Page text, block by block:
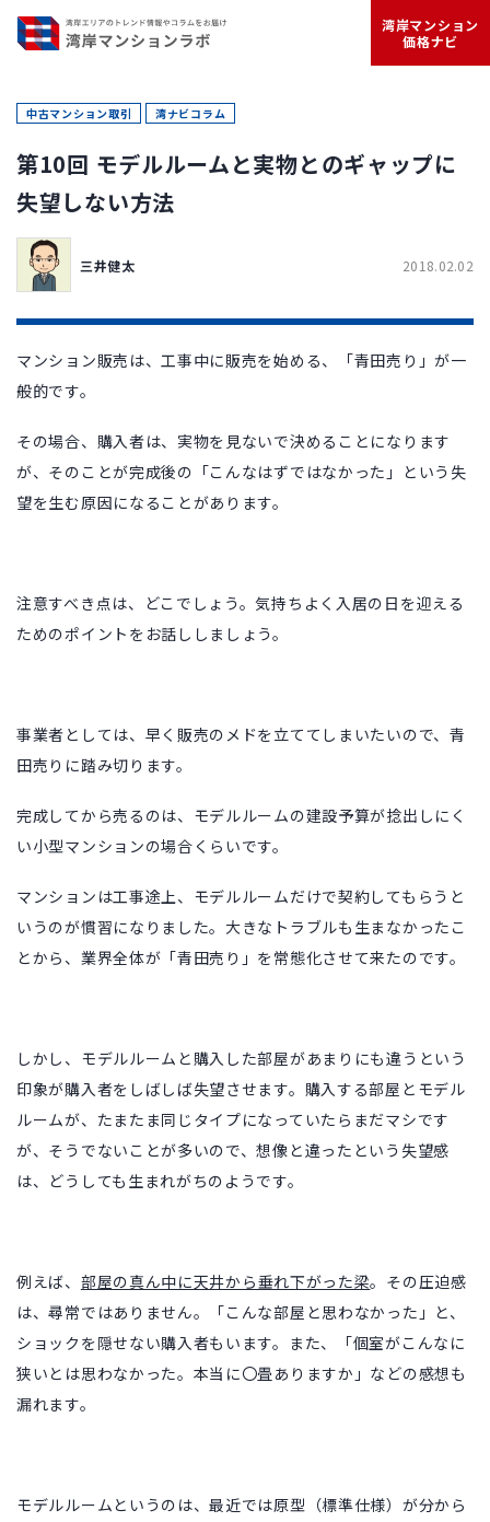
湾岸マンション
価格ナビ
中古マンション取引 湾ナビコラム
第10回 モデルルームと実物とのギャップに
失望しない方法
三井健太 2018.02.02
マンション販売は、工事中に販売を始める、「青田売り」が一
般的です。
その場合、購入者は、実物を見ないで決めることになります
が、そのことが完成後の「こんなはずではなかった」という失
望を生む原因になることがあります。
注意すべき点は、どこでしょう。気持ちよく入居の日を迎える
ためのポイントをお話ししましょう。
事業者としては、早く販売のメドを立ててしまいたいので、青
田売りに踏み切ります。
完成してから売るのは、モデルルームの建設予算が捻出しにく
い小型マンションの場合くらいです。
マンションは工事途上、モデルルームだけで契約してもらうと
いうのが慣習になりました。大きなトラブルも生まなかったこ
とから、業界全体が「青田売り」を常態化させて来たのです。
しかし、モデルルームと購入した部屋があまりにも違うという
印象が購入者をしばしば失望させます。購入する部屋とモデル
ルームが、たまたま同じタイプになっていたらまだマシです
が、そうでないことが多いので、想像と違ったという失望感
は、どうしても生まれがちのようです。
例えば、 部屋の真ん中に天井から垂れ下がった梁。その圧迫感
は、尋常ではありません。「こんな部屋と思わなかった」と、
ショックを隠せない購入者もいます。また、「個室がこんなに
狭いとは思わなかった。本当に〇畳ありますか」などの感想も
漏れます。
モデルルームというのは、最近では原型（標準仕様）が分から